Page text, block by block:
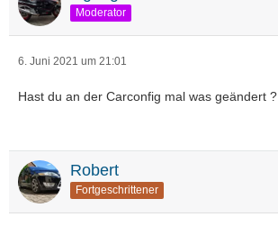
Moderator
6. Juni 2021 um 21:01
Hast du an der Carconfig mal was geändert ?
Robert
Fortgeschrittener